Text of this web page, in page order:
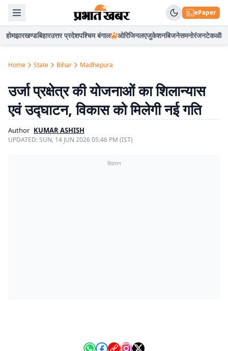
ePaper
होमझारखण्डबिहारउत्तर प्रदेशपश्चिम बंगाल ओरिजिनलएजुकेशनबिजनेसमनोरंजनटेकऑटो
Home State Bihar Madhepura
उर्जा प्रक्षेत्र की योजनाओं का शिलान्यास
एवं उद्घाटन, विकास को मिलेगी नई गति
Author KUMAR ASHISH
UPDATED:SUN, 14 JUN 2026 05:46 PM (IST)
विज्ञापन